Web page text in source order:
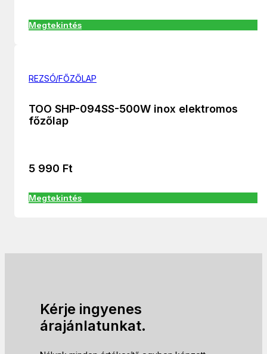
Megtekintés
REZSÓ/FŐZŐLAP
TOO SHP-094SS-500W inox elektromos
főzőlap
5 990 Ft
Megtekintés
Kérje ingyenes
árajánlatunkat.